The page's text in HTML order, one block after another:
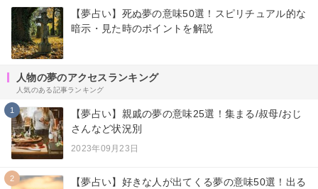
【夢占い】死ぬ夢の意味50選！スピリチュアル的な
暗示・見た時のポイントを解説
人物の夢のアクセスランキング
人気のある記事ランキング
1
【夢占い】親戚の夢の意味25選！集まる/叔母/おじ
さんなど状況別
2023年09月23日
2
【夢占い】好きな人が出てくる夢の意味50選！出る